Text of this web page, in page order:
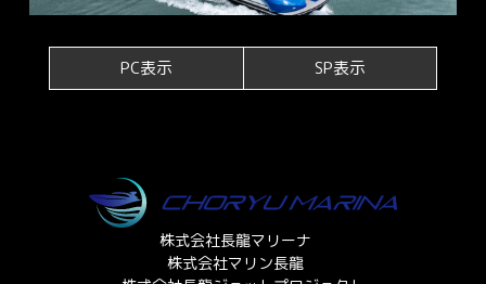
PC表示 SP表示
株式会社長龍マリーナ
株式会社マリン長龍